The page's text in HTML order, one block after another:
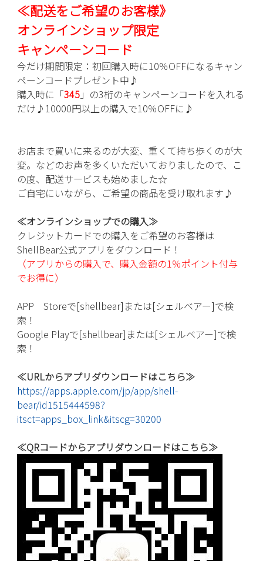
≪配送をご希望のお客様》
オンラインショップ限定
キャンペーンコード
今だけ期間限定：初回購入時に10％OFFになるキャン
ペーンコードプレゼント中♪
購入時に「345」の3桁のキャンペーンコードを入れる
だけ♪10000円以上の購入で10％OFFに♪
お店まで買いに来るのが大変、重くて持ち歩くのが大
変。などのお声を多くいただいておりましたので、こ
の度、配送サービスも始めました☆
ご自宅にいながら、ご希望の商品を受け取れます♪
≪オンラインショップでの購入≫
クレジットカードでの購入をご希望のお客様は
ShellBear公式アプリをダウンロード！
（アプリからの購入で、購入金額の1％ポイント付与
でお得に）
APP Storeで[shellbear]または[シェルベアー]で検
索！
Google Playで[shellbear]または[シェルベアー]で検
索！
≪URLからアプリダウンロードはこちら≫
https://apps.apple.com/jp/app/shell-
bear/id1515444598?
itsct=apps_box_link&itscg=30200
≪QRコードからアプリダウンロードはこちら≫